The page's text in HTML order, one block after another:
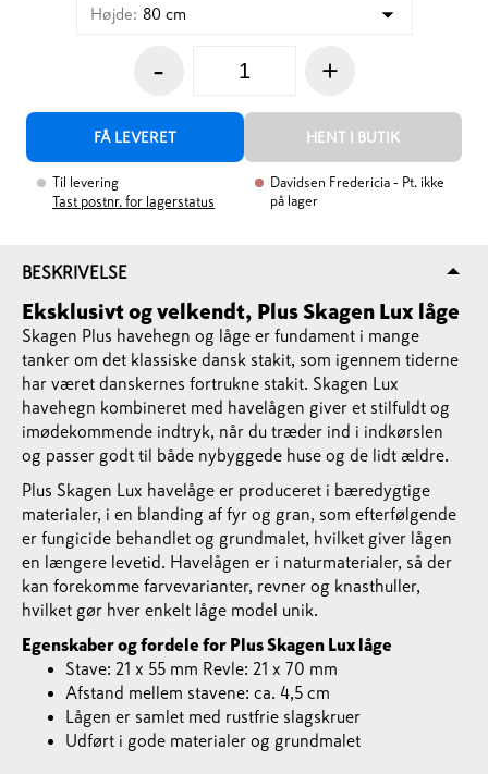
Højde: 80 cm
- +
FÅ LEVERET HENT I BUTIK
Til levering
Tast postnr. for lagerstatus
Davidsen Fredericia - Pt. ikke
på lager
BESKRIVELSE
Eksklusivt og velkendt, Plus Skagen Lux låge
Skagen Plus havehegn og låge er fundament i mange
tanker om det klassiske dansk stakit, som igennem tiderne
har været danskernes fortrukne stakit. Skagen Lux
havehegn kombineret med havelågen giver et stilfuldt og
imødekommende indtryk, når du træder ind i indkørslen
og passer godt til både nybyggede huse og de lidt ældre.
Plus Skagen Lux havelåge er produceret i bæredygtige
materialer, i en blanding af fyr og gran, som efterfølgende
er fungicide behandlet og grundmalet, hvilket giver lågen
en længere levetid. Havelågen er i naturmaterialer, så der
kan forekomme farvevarianter, revner og knasthuller,
hvilket gør hver enkelt låge model unik.
Egenskaber og fordele for Plus Skagen Lux låge
Stave: 21 x 55 mm Revle: 21 x 70 mm
Afstand mellem stavene: ca. 4,5 cm
Lågen er samlet med rustfrie slagskruer
Udført i gode materialer og grundmalet